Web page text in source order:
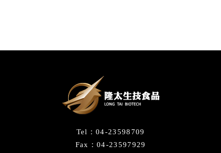
Tel：04-23598709
Fax：04-23597929